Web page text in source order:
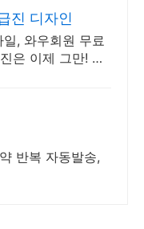
진 디자인
, 와우회원 무료
은 이제 그만! 놀
반복 자동발송,